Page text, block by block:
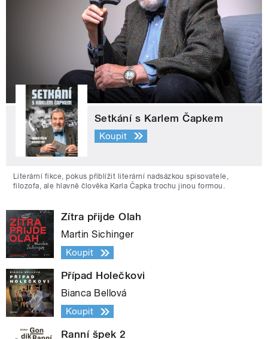
Setkání s Karlem Čapkem
Koupit
Literární fikce, pokus přiblížit literární nadsázkou spisovatele,
filozofa, ale hlavně člověka Karla Čapka trochu jinou formou.
Zítra přijde Olah
Martin Sichinger
Koupit
Případ Holečkovi
Bianca Bellová
Koupit
Ranní špek 2